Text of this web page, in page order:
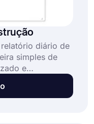
diário de
simples de
e
É
pequenos ou